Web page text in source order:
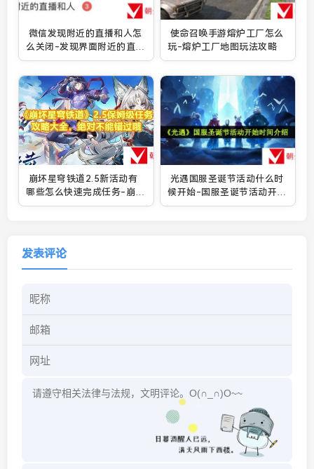
微信发现附近的直播和人怎
么关闭-发现界面附近的直播
和人关闭教程
使命召唤手游熔炉工厂怎么
玩-熔炉工厂地图玩法攻略
崩坏星穹铁道2.5新活动有
哪些怎么快速完成任务-崩坏
星穹铁道2.5保姆级攻略大全
光遇国服圣诞节活动什么时
候开始-国服圣诞节活动开始
时间介绍
发表评论